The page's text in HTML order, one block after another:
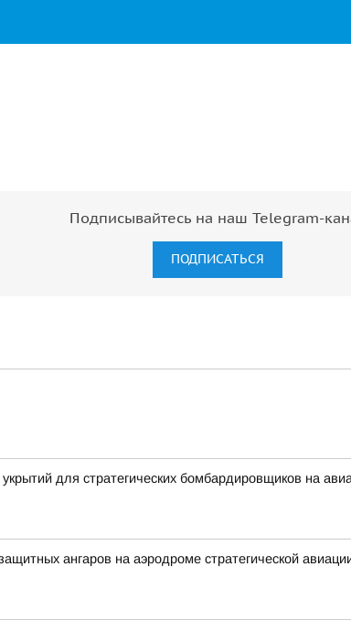
Подписывайтесь на наш Telegram-
ПОДПИСАТЬСЯ
для стратегических бомбардировщиков на
ангаров на аэродроме стратегической